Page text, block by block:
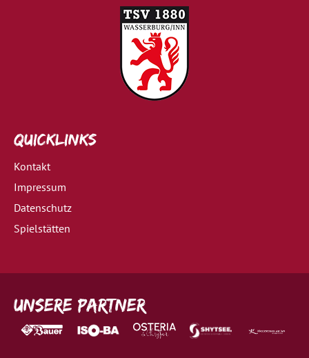
Quicklinks
Kontakt
Impressum
Datenschutz
Spielstätten
Unsere Partner